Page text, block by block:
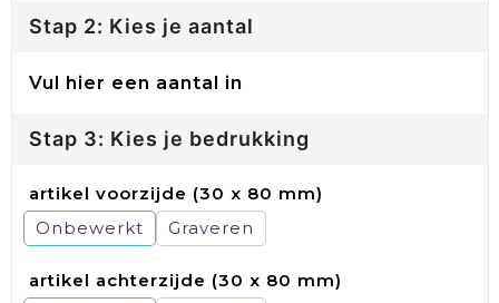
Stap 2: Kies je aantal
Vul hier een aantal in
Stap 3: Kies je bedrukking
artikel voorzijde (30 x 80 mm)
Onbewerkt
Graveren
artikel achterzijde (30 x 80 mm)